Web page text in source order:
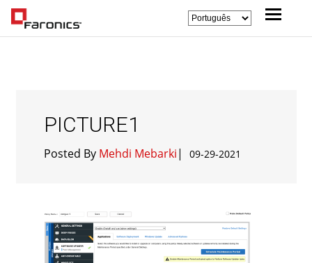
PICTURE1
Posted By Mehdi Mebarki| 09-29-2021